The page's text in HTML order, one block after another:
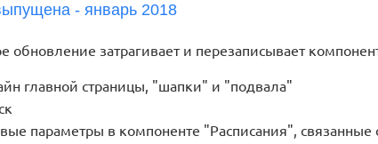
- январь 2018
обновление затрагивает и перезаписывает
главной страницы, "шапки" и "подвала"
параметры в компоненте "Расписания",